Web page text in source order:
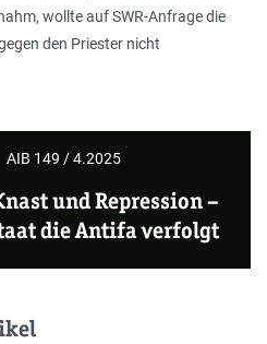
wollte auf SWR-Anfrage die
den Priester nicht
AIB 149 / 4.2025
und Repression –
die Antifa verfolgt